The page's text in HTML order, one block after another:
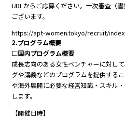
URLからご応募ください。一次審査（
ございます。
https://apt-women.tokyo/recruit/
2.プログラム概要
□国内プログラム概要
成長志向のある女性ベンチャーに対し
グや講義などのプログラムを提供する
や海外展開に必要な経営知識・スキル
します。
【開催日時】